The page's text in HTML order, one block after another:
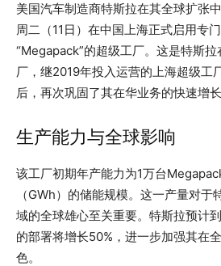
美国汽车制造商特斯拉在其全球扩张
周二（11日）在中国上海正式启用专
“Megapack”的超级工厂。这是特斯
厂，继2019年投入运营的上海超级工
后，再次巩固了其在华业务的快速增长
生产能力与全球影响
该工厂初期年产能力为1万台
（GWh）的储能规模。这一产量对于
域的全球雄心至关重要。特斯拉预计
的部署将增长50%，进一步加强其在
色。